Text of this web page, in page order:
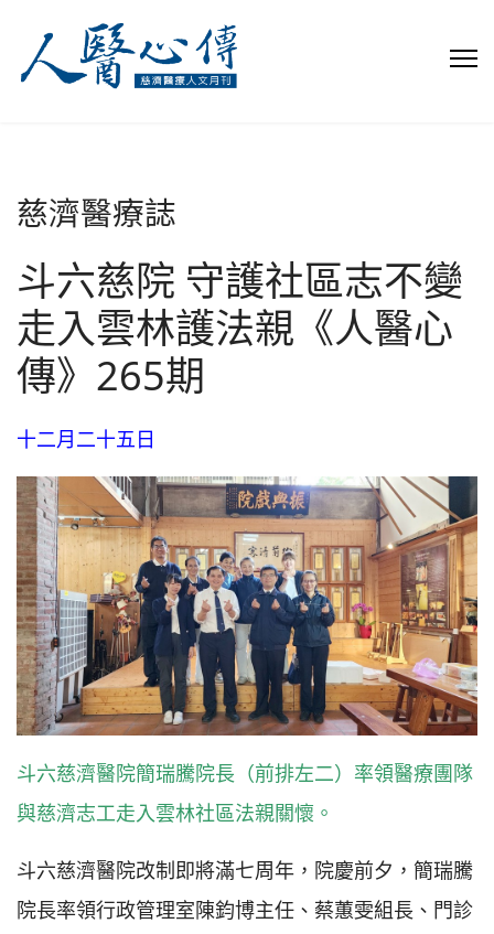
慈濟醫療誌
斗六慈院 守護社區志不變
走入雲林護法親《人醫心
傳》265期
十二月二十五日
斗六慈濟醫院簡瑞騰院長（前排左二）率領醫療團隊
與慈濟志工走入雲林社區法親關懷。
斗六慈濟醫院改制即將滿七周年，院慶前夕，簡瑞騰
院長率領行政管理室陳鈞博主任、蔡蕙雯組長、門診